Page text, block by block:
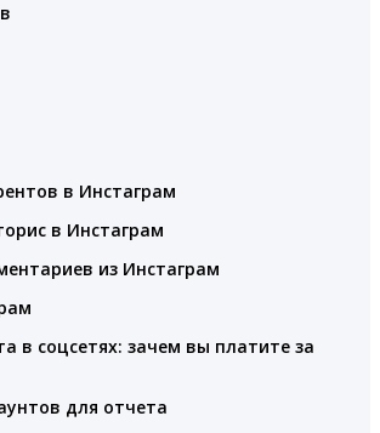
в Инстаграм
в Инстаграм
из Инстаграм
в соцсетях: зачем вы платите за
для отчета